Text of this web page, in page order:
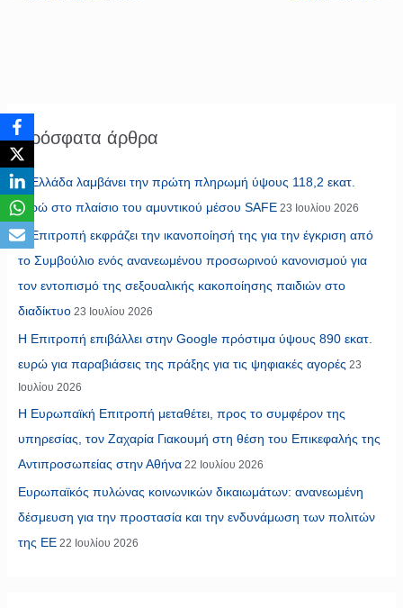
Πρόσφατα άρθρα
Η Ελλάδα λαμβάνει την πρώτη πληρωμή ύψους 118,2 εκατ.
ευρώ στο πλαίσιο του αμυντικού μέσου SAFE 23 Ιουλίου 2026
Η Επιτροπή εκφράζει την ικανοποίησή της για την έγκριση από
το Συμβούλιο ενός ανανεωμένου προσωρινού κανονισμού για
τον εντοπισμό της σεξουαλικής κακοποίησης παιδιών στο
διαδίκτυο 23 Ιουλίου 2026
Η Επιτροπή επιβάλλει στην Google πρόστιμα ύψους 890 εκατ.
ευρώ για παραβιάσεις της πράξης για τις ψηφιακές αγορές 23
Ιουλίου 2026
Η Ευρωπαϊκή Επιτροπή μεταθέτει, προς το συμφέρον της
υπηρεσίας, τον Ζαχαρία Γιακουμή στη θέση του Επικεφαλής της
Αντιπροσωπείας στην Αθήνα 22 Ιουλίου 2026
Ευρωπαϊκός πυλώνας κοινωνικών δικαιωμάτων: ανανεωμένη
δέσμευση για την προστασία και την ενδυνάμωση των πολιτών
της ΕΕ 22 Ιουλίου 2026